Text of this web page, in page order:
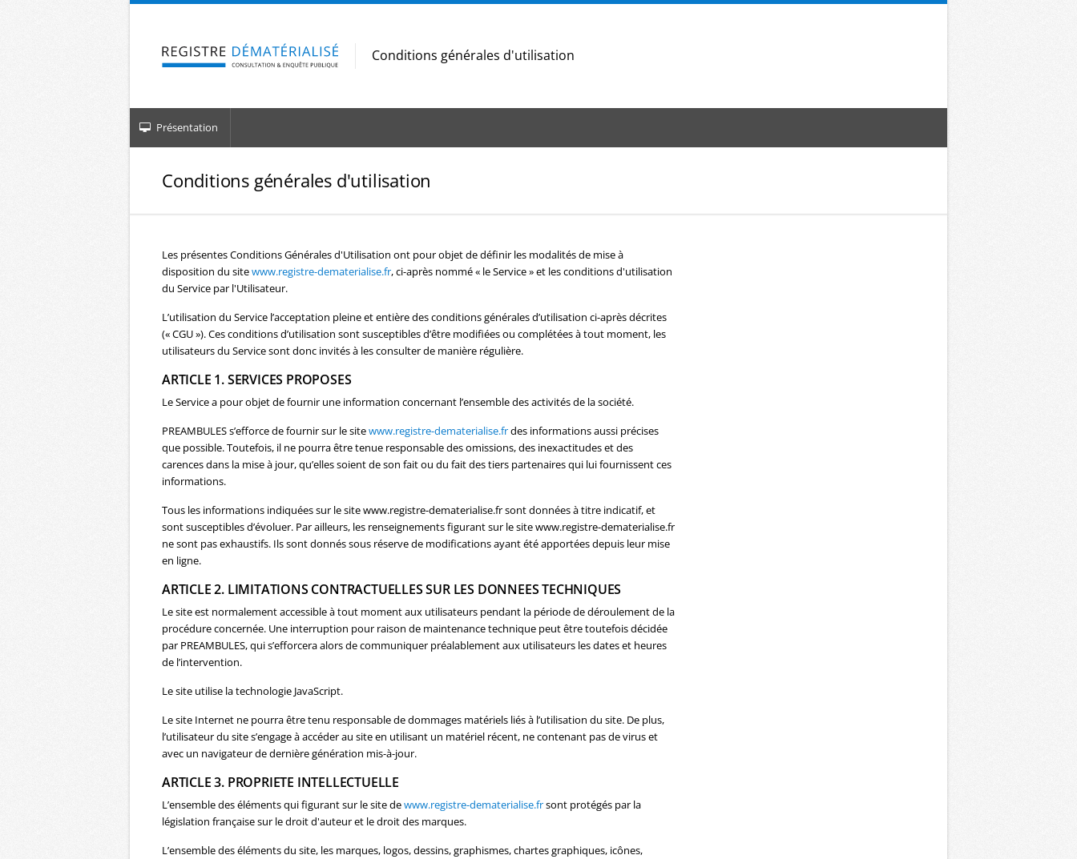
Aller au contenu
Conditions générales d'utilisation
Présentation
Conditions générales d'utilisation
Les présentes Conditions Générales d'Utilisation ont pour objet de définir les modalités de mise à
disposition du sitewww.registre-dematerialise.fr, ci-après nommé « le Service » et les conditions d'utilisation
du Service par l'Utilisateur.
L’utilisation du Service l’acceptation pleine et entière des conditions générales d’utilisation ci-après décrites
(« CGU »). Ces conditions d’utilisation sont susceptibles d’être modifiées ou complétées à tout moment, les
utilisateurs du Service sont donc invités à les consulter de manière régulière.
ARTICLE 1. SERVICES PROPOSES
Le Service a pour objet de fournir une information concernant l’ensemble des activités de la société.
PREAMBULES s’efforce de fournir sur le sitewww.registre-dematerialise.frdes informations aussi précises
que possible. Toutefois, il ne pourra être tenue responsable des omissions, des inexactitudes et des
carences dans la mise à jour, qu’elles soient de son fait ou du fait des tiers partenaires qui lui fournissent ces
informations.
Tous les informations indiquées sur le site www.registre-dematerialise.fr sont données à titre indicatif, et
sont susceptibles d’évoluer. Par ailleurs, les renseignements figurant sur le site www.registre-dematerialise.fr
ne sont pas exhaustifs. Ils sont donnés sous réserve de modifications ayant été apportées depuis leur mise
en ligne.
ARTICLE 2. LIMITATIONS CONTRACTUELLES SUR LES DONNEES TECHNIQUES
Le site est normalement accessible à tout moment aux utilisateurs pendant la période de déroulement de la
procédure concernée. Une interruption pour raison de maintenance technique peut être toutefois décidée
par PREAMBULES, qui s’efforcera alors de communiquer préalablement aux utilisateurs les dates et heures
de l’intervention.
Le site utilise la technologie JavaScript.
Le site Internet ne pourra être tenu responsable de dommages matériels liés à l’utilisation du site. De plus,
l’utilisateur du site s’engage à accéder au site en utilisant un matériel récent, ne contenant pas de virus et
avec un navigateur de dernière génération mis-à-jour.
ARTICLE 3. PROPRIETE INTELLECTUELLE
L’ensemble des éléments qui figurant sur le site dewww.registre-dematerialise.frsont protégés par la
législation française sur le droit d'auteur et le droit des marques.
L’ensemble des éléments du site, les marques, logos, dessins, graphismes, chartes graphiques, icônes,